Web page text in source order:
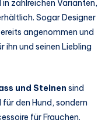
in zahlreichen Varianten,
Sogar Designer
angenommen und
ihn und seinen Liebling
und Steinen sind
den Hund, sondern
für Frauchen.